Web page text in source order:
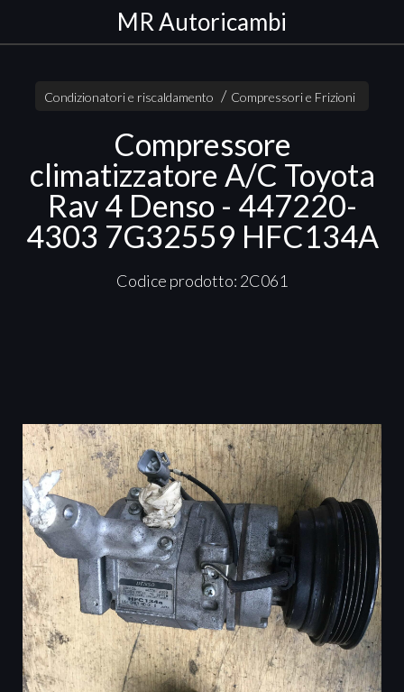
MR Autoricambi
Condizionatori e riscaldamento Compressori e Frizioni
Compressore
climatizzatore A/C Toyota
Rav 4 Denso - 447220-
4303 7G32559 HFC134A
Codice prodotto: 2C061